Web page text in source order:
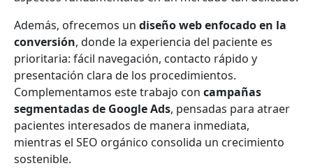
Además, ofrecemos un diseño web enfocado en la
conversión, donde la experiencia del paciente es
prioritaria: fácil navegación, contacto rápido y
presentación clara de los procedimientos.
Complementamos este trabajo con campañas
segmentadas de Google Ads, pensadas para atraer
pacientes interesados de manera inmediata,
mientras el SEO orgánico consolida un crecimiento
sostenible.